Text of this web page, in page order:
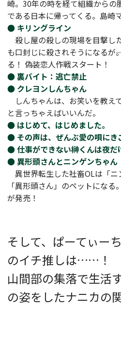
崎。30年の時を経て組織からの
である日本に帰ってくる。島崎
● キリングライン
殺し屋の殺しの現場を目撃し
も口封じに殺されそうになるが
る！ 偽装恋人作戦スタート！
● 裏バイト：逃亡禁止
● クレヨンしんちゃん
しんちゃんは、お笑いを教え
と言っちゃえばいいんだ。
● はじめて、はじめました。
● その声は、ぜんぶ愛の唄にき
● 仕事ができない榊くんは夜だ
● 異形頭さんとニンゲンちゃん
異世界転生した社畜OLは「ニ
「異形頭さん」のペットにな
が発売！
そして、ぱーてぃー
のイチ推しは……！
山間部の集落で生活
の姿をしたナニカの